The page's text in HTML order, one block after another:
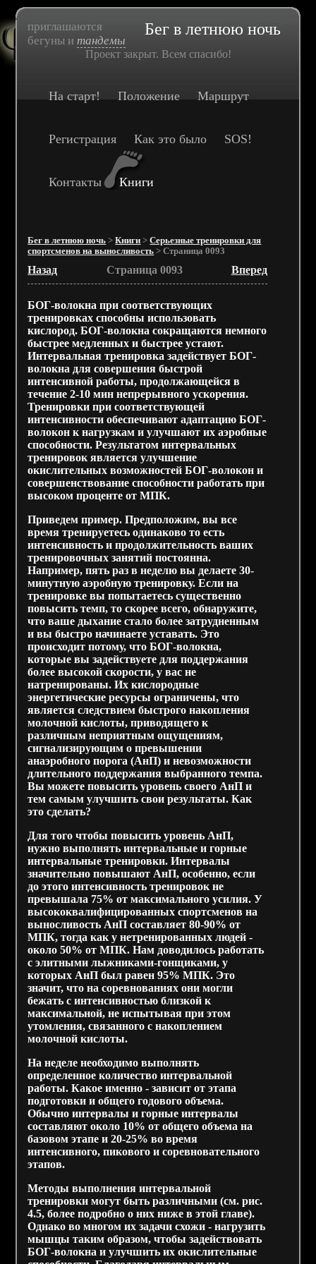
приглашаются
бегуны итандемы
Бег в летнюю ночь
Проект закрыт. Всем спасибо!
На старт! Положение Маршрут
Регистрация Как это было SOS!
Контакты Книги
Бег в летнюю ночь >Книги >Серьезные тренировки для
спортсменов на выносливость > Страница 0093
Назад Страница 0093 Вперед
БОГ-волокна при соответствующих
тренировках способны использовать
кислород. БОГ-волокна сокращаются немного
быстрее медленных и быстрее устают.
Интервальная тренировка задействует БОГ-
волокна для совершения быстрой
интенсивной работы, продолжающейся в
течение 2-10 мин непрерывного ускорения.
Тренировки при соответствующей
интенсивности обеспечивают адаптацию БОГ-
волокон к нагрузкам и улучшают их аэробные
способности. Результатом интервальных
тренировок является улучшение
окислительных возможностей БОГ-волокон и
совершенствование способности работать при
высоком проценте от МПК.
Приведем пример. Предположим, вы все
время тренируетесь одинаково то есть
интенсивность и продолжительность ваших
тренировочных занятий постоянна.
Например, пять раз в неделю вы делаете 30-
минутную аэробную тренировку. Если на
тренировке вы попытаетесь существенно
повысить темп, то скорее всего, обнаружите,
что ваше дыхание стало более затрудненным
и вы быстро начинаете уставать. Это
происходит потому, что БОГ-волокна,
которые вы задействуете для поддержания
более высокой скорости, у вас не
натренированы. Их кислородные
энергетические ресурсы ограничены, что
является следствием быстрого накопления
молочной кислоты, приводящего к
различным неприятным ощущениям,
сигнализирующим о превышении
анаэробного порога (АнП) и невозможности
длительного поддержания выбранного темпа.
Вы можете повысить уровень своего АнП и
тем самым улучшить свои результаты. Как
это сделать?
Для того чтобы повысить уровень АнП,
нужно выполнять интервальные и горные
интервальные тренировки. Интервалы
значительно повышают АнП, особенно, если
до этого интенсивность тренировок не
превышала 75% от максимального усилия. У
высококвалифицированных спортсменов на
выносливость АнП составляет 80-90% от
МПК, тогда как у нетренированных людей -
около 50% от МПК. Нам доводилось работать
с элитными лыжниками-гонщиками, у
которых АнП был равен 95% МПК. Это
значит, что на соревнованиях они могли
бежать с интенсивностью близкой к
максимальной, не испытывая при этом
утомления, связанного с накоплением
молочной кислоты.
На неделе необходимо выполнять
определенное количество интервальной
работы. Какое именно - зависит от этапа
подготовки и общего годового объема.
Обычно интервалы и горные интервалы
составляют около 10% от общего объема на
базовом этапе и 20-25% во время
интенсивного, пикового и соревновательного
этапов.
Методы выполнения интервальной
тренировки могут быть различными (см. рис.
4.5, более подробно о них ниже в этой главе).
Однако во многом их задачи схожи - нагрузить
мышцы таким образом, чтобы задействовать
БОГ-волокна и улучшить их окислительные